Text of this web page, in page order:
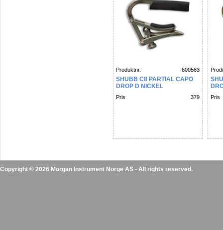
Produktnr. 600563
SHUBB C8 PARTIAL CAPO
DROP D NICKEL
Pris 379 Pris
Copyright © 2026 Morgan Instrument Norge AS - All rights reserved.